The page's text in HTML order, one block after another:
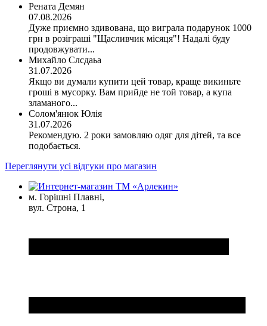
Рената Демян
07.08.2026
Дуже приємно здивована, що виграла подарунок 1000
грн в розіграші "Щасливчик місяця"! Надалі буду
продовжувати...
Михайло Слсдаьа
31.07.2026
Якщо ви думали купити цей товар, краще викиньте
гроші в мусорку. Вам прийде не той товар, а купа
зламаного...
Солом'янюк Юлія
31.07.2026
Рекомендую. 2 роки замовляю одяг для дітей, та все
подобається.
Переглянути усі відгуки про магазин
м. Горішні Плавні,
вул. Строна, 1